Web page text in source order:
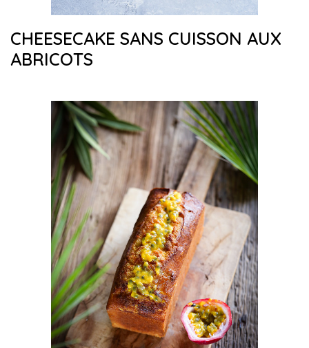
CHEESECAKE SANS CUISSON AUX
ABRICOTS